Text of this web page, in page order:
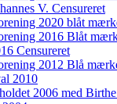
V. Censureret
2020 blåt
2016 Blåt
Censureret
2012 Blå
2010
2006 med